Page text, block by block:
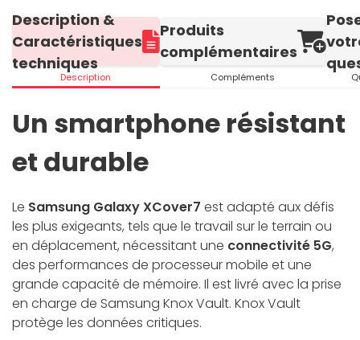
Description &
Caractéristiques
techniques
Description
Produits
complémentaires
Compléments
Un smartphone résistant
et durable
Le Samsung Galaxy XCover7 est adapté aux défis
les plus exigeants, tels que le travail sur le terrain ou
en déplacement, nécessitant une connectivité 5G,
des performances de processeur mobile et une
grande capacité de mémoire. Il est livré avec la prise
en charge de Samsung Knox Vault. Knox Vault
protège les données critiques.